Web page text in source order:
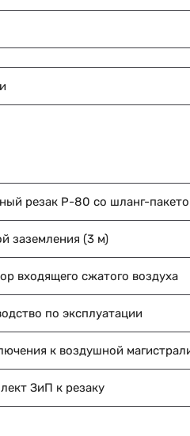
резак Р-80 со шланг-
заземления (3 м)
входящего сжатого воздуха
по эксплуатации
к воздушной
ЗиП к резаку